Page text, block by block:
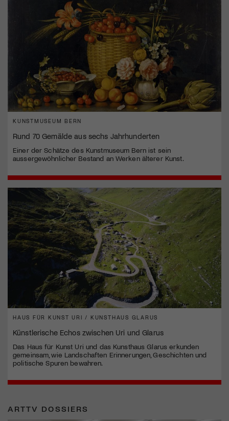
KUNSTMUSEUM BERN
Rund 70 Gemälde aus sechs Jahrhunderten
Einer der Schätze des Kunstmuseum Bern ist sein
aussergewöhnlicher Bestand an Werken älterer Kunst.
HAUS FÜR KUNST URI / KUNSTHAUS GLARUS
Künstlerische Echos zwischen Uri und Glarus
Das Haus für Kunst Uri und das Kunsthaus Glarus erkunden
gemeinsam, wie Landschaften Erinnerungen, Geschichten und
politische Spuren bewahren.
ARTTV DOSSIERS